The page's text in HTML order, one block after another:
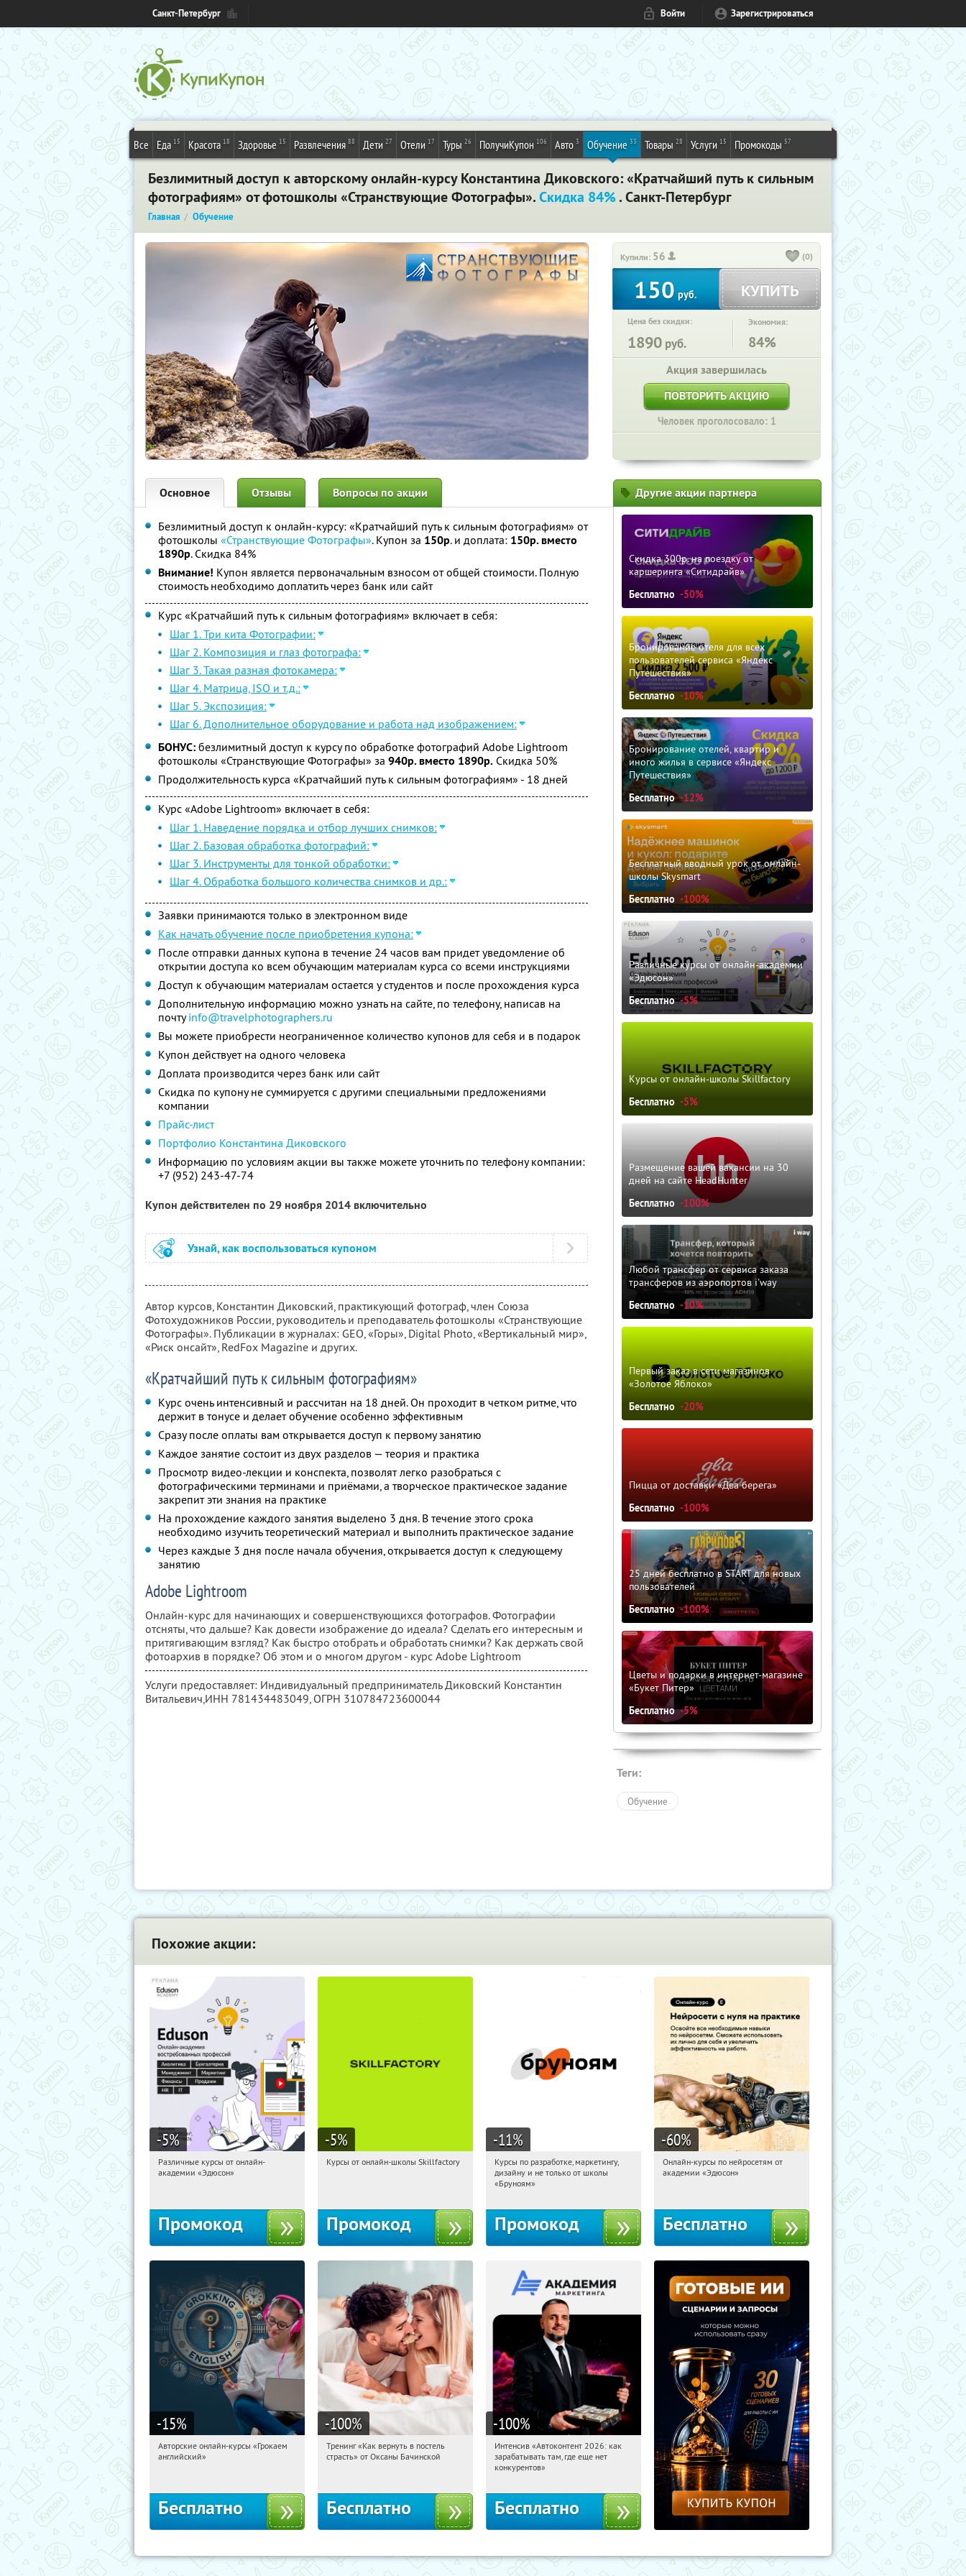
Санкт-Петербург Войти Зарегистрироваться
Все Еда 15 Красота 18 Здоровье 15 Развлечения 88 Дети 27 Отели 17 Туры 26 ПолучиКупон 106 Авто 3 Обучение 33 Товары 28 Услуги 15 Промокоды 57
Безлимитный доступ к авторскому онлайн-курсу Константина Диковского: «Кратчайший путь к сильным
фотографиям» от фотошколы «Странствующие Фотографы».Скидка 84%. Санкт-Петербург
Главная Обучение
Купили: 56 (0)
150 руб. КУПИТЬ
Цена без скидки:
1890 руб.
Экономия:
84%
Акция завершилась
ПОВТОРИТЬ АКЦИЮ
Человек проголосовало: 1
Основное Отзывы Вопросы по акции
Безлимитный доступ к онлайн-курсу: «Кратчайший путь к сильным фотографиям» от
фотошколы «Странствующие Фотографы». Купон за 150р. и доплата: 150р. вместо
1890р. Скидка 84%
Внимание! Купон является первоначальным взносом от общей стоимости. Полную
стоимость необходимо доплатить через банк или сайт
Курс «Кратчайший путь к сильным фотографиям» включает в себя:
Шаг 1. Три кита Фотографии:
Шаг 2. Композиция и глаз фотографа:
Шаг 3. Такая разная фотокамера:
Шаг 4. Матрица, ISO и т.д.:
Шаг 5. Экспозиция:
Шаг 6. Дополнительное оборудование и работа над изображением:
БОНУС: безлимитный доступ к курсу по обработке фотографий Adobe Lightroom
фотошколы «Странствующие Фотографы» за 940р. вместо 1890р. Скидка 50%
Продолжительность курса «Кратчайший путь к сильным фотографиям» - 18 дней
Курс «Adobe Lightroom» включает в себя:
Шаг 1. Наведение порядка и отбор лучших снимков:
Шаг 2. Базовая обработка фотографий:
Шаг 3. Инструменты для тонкой обработки:
Шаг 4. Обработка большого количества снимков и др.:
Заявки принимаются только в электронном виде
Как начать обучение после приобретения купона:
После отправки данных купона в течение 24 часов вам придет уведомление об
открытии доступа ко всем обучающим материалам курса со всеми инструкциями
Доступ к обучающим материалам остается у студентов и после прохождения курса
Дополнительную информацию можно узнать на сайте, по телефону, написав на
почтуinfo@travelphotographers.ru
Вы можете приобрести неограниченное количество купонов для себя и в подарок
Купон действует на одного человека
Доплата производится через банк или сайт
Скидка по купону не суммируется с другими специальными предложениями
компании
Прайс-лист
Портфолио Константина Диковского
Информацию по условиям акции вы также можете уточнить по телефону компании:
+7 (952) 243-47-74
Купон действителен по 29 ноября 2014 включительно
Узнай, как воспользоваться купоном
Автор курсов, Константин Диковский, практикующий фотограф, член Союза
Фотохудожников России, руководитель и преподаватель фотошколы «Странствующие
Фотографы». Публикации в журналах: GEO, «Горы», Digital Photo, «Вертикальный мир»,
«Риск онсайт», RedFox Magazine и других.
«Кратчайший путь к сильным фотографиям»
Курс очень интенсивный и рассчитан на 18 дней. Он проходит в четком ритме, что
держит в тонусе и делает обучение особенно эффективным
Сразу после оплаты вам открывается доступ к первому занятию
Каждое занятие состоит из двух разделов — теория и практика
Просмотр видео-лекции и конспекта, позволят легко разобраться с
фотографическими терминами и приёмами, а творческое практическое задание
закрепит эти знания на практике
На прохождение каждого занятия выделено 3 дня. В течение этого срока
необходимо изучить теоретический материал и выполнить практическое задание
Через каждые 3 дня после начала обучения, открывается доступ к следующему
занятию
Adobe Lightroom
Онлайн-курс для начинающих и совершенствующихся фотографов. Фотографии
отсняты, что дальше? Как довести изображение до идеала? Сделать его интересным и
притягивающим взгляд? Как быстро отобрать и обработать снимки? Как держать свой
фотоархив в порядке? Об этом и о многом другом - курс Adobe Lightroom
Услуги предоставляет: Индивидуальный предприниматель Диковский Константин
Витальевич,ИНН 781434483049, ОГРН 310784723600044
Другие акции партнера
Скидка 300р. на поездку от
каршеринга «Ситидрайв»
Бесплатно -50%
Бронирование отеля для всех
пользователей сервиса «Яндекс
Путешествия»
Бесплатно -10%
Бронирование отелей, квартир и
иного жилья в сервисе «Яндекс
Путешествия»
Бесплатно -12%
Бесплатный вводный урок от онлайн-
школы Skysmart
Бесплатно -100%
Различные курсы от онлайн-академии
«Эдюсон»
Бесплатно -5%
Курсы от онлайн-школы Skillfactory
Бесплатно -5%
Размещение вашей вакансии на 30
дней на сайте HeadHunter
Бесплатно -100%
Любой трансфер от сервиса заказа
трансферов из аэропортов i'way
Бесплатно -10%
Первый заказ в сети магазинов
«Золотое Яблоко»
Бесплатно -20%
Пицца от доставки «Два берега»
Бесплатно -100%
25 дней бесплатно в START для новых
пользователей
Бесплатно -100%
Цветы и подарки в интернет-магазине
«Букет Питер»
Бесплатно -5%
Теги:
Обучение
Похожие акции:
-5%
16:13:14 Получили:
Различные курсы от онлайн-
академии «Эдюсон»
Промокод
-5%
16:13:14
Получи первым!
Курсы от онлайн-школы Skillfactory
Промокод
-11%
16:13:14
Получи первым!
Россия
Курсы по разработке, маркетингу,
дизайну и не только от школы
«Бруноям»
Промокод
-60%
16:13:14 Получили:
Онлайн-курсы по нейросетям от
академии «Эдюсон»
Бесплатно
-15%
16:13:14 Получили:
Авторские онлайн-курсы «Грокаем
английский»
Бесплатно
-100%
16:13:14 Получили:
Тренинг «Как вернуть в постель
страсть» от Оксаны Бачинской
Бесплатно
-100%
16:13:14 Получили:
Россия
Интенсив «Автоконтент 2026: как
зарабатывать там, где еще нет
конкурентов»
Бесплатно